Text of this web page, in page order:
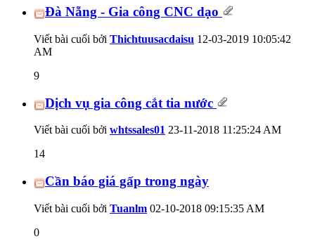
Đà Nẵng - Gia công CNC dạo
Viết bài cuối bởi Thichtuusacdaisu 12-03-2019 10:05:42
AM
9
Dịch vụ gia công cắt tia nước
Viết bài cuối bởi whtssales01 23-11-2018 11:25:24 AM
14
Cần báo giá gấp trong ngày
Viết bài cuối bởi Tuanlm 02-10-2018 09:15:35 AM
0